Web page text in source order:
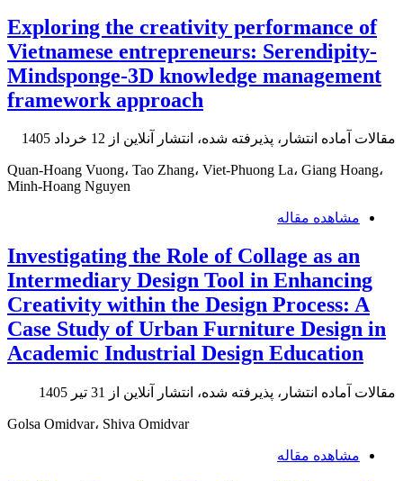
Exploring the creativity performance of
Vietnamese entrepreneurs: Serendipity-
Mindsponge-3D knowledge management
framework approach
مقالات آماده انتشار، پذیرفته شده، انتشار آنلاین از 12 خرداد 1405
Quan-Hoang Vuong، Tao Zhang، Viet-Phuong La، Giang Hoang،
Minh-Hoang Nguyen
مشاهده مقاله
Investigating the Role of Collage as an
Intermediary Design Tool in Enhancing
Creativity within the Design Process: A
Case Study of Urban Furniture Design in
Academic Industrial Design Education
مقالات آماده انتشار، پذیرفته شده، انتشار آنلاین از 31 تیر 1405
Golsa Omidvar، Shiva Omidvar
مشاهده مقاله